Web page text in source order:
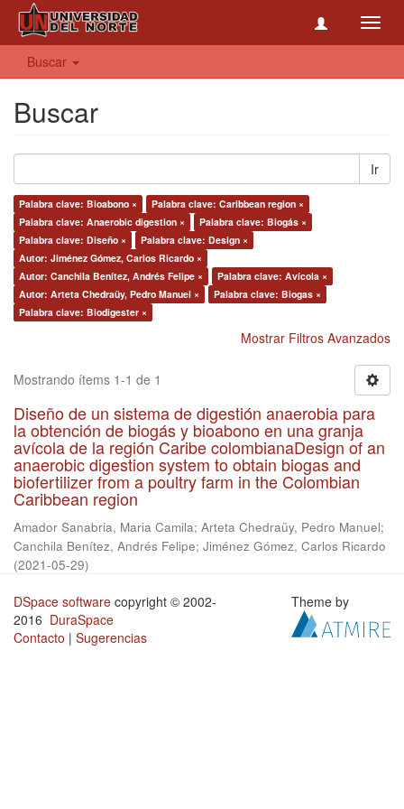
Buscar
Buscar
Ir
Palabra clave: Bioabono ×
Palabra clave: Caribbean region ×
Palabra clave: Anaerobic digestion ×
Palabra clave: Biogás ×
Palabra clave: Diseño ×
Palabra clave: Design ×
Autor: Jiménez Gómez, Carlos Ricardo ×
Autor: Canchila Benítez, Andrés Felipe ×
Palabra clave: Avícola ×
Autor: Arteta Chedraüy, Pedro Manuel ×
Palabra clave: Biogas ×
Palabra clave: Biodigester ×
Mostrar Filtros Avanzados
Mostrando ítems 1-1 de 1
Diseño de un sistema de digestión anaerobia para
la obtención de biogás y bioabono en una granja
avícola de la región Caribe colombianaDesign of an
anaerobic digestion system to obtain biogas and
biofertilizer from a poultry farm in the Colombian
Caribbean region
Amador Sanabria, Maria Camila; Arteta Chedraüy, Pedro Manuel;
Canchila Benítez, Andrés Felipe; Jiménez Gómez, Carlos Ricardo
(2021-05-29)
DSpace software copyright © 2002-
2016 DuraSpace
Contacto | Sugerencias
Theme by